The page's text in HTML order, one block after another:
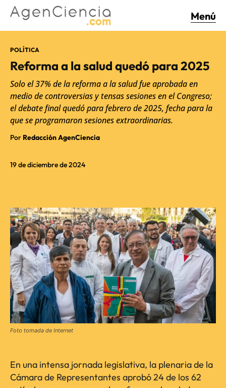
Menú
19 de diciembre de 2024
POLÍTICA
Reforma a la salud quedó para 2025
Solo el 37% de la reforma a la salud fue aprobada en
medio de controversias y tensas sesiones en el Congreso;
el debate final quedó para febrero de 2025, fecha para la
que se programaron sesiones extraordinarias.
Por Redacción AgenCiencia
Foto tomada de Internet
En una intensa jornada legislativa, la plenaria de la
Cámara de Representantes aprobó 24 de los 62